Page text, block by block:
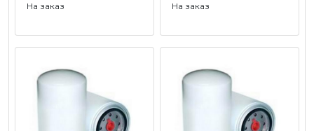
На заказ На заказ